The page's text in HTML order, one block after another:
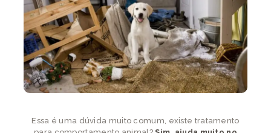
Essa é uma dúvida muito comum, existe tratamento